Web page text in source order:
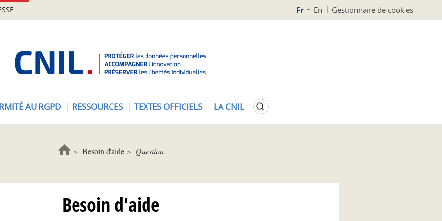
Fr En Gestionnaire de cookies
AU RGPD RESSOURCES TEXTES OFFICIELS LA CNIL Rechercher
Besoin d'aide Question
Besoin d'aide